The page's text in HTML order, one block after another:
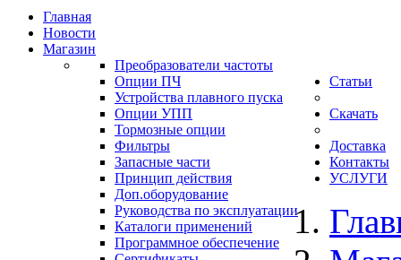
Главная
Новости
Магазин
Преобразователи частоты
Опции ПЧ
Устройства плавного пуска
Опции УПП
Тормозные опции
Фильтры
Запасные части
Статьи
Принцип действия
Доп.оборудование
Скачать
Руководства по эксплуатации
Каталоги применений
Программное обеспечение
Доставка
Контакты
УСЛУГИ